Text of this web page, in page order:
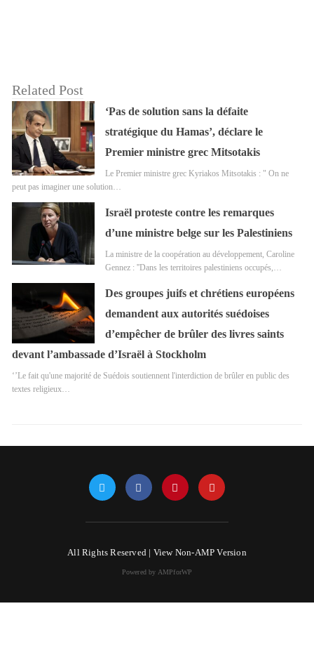
Related Post
‘Pas de solution sans la défaite
stratégique du Hamas’, déclare le
Premier ministre grec Mitsotakis
Le Premier ministre grec Kyriakos Mitsotakis : " On ne
peut pas imaginer une solution…
Israël proteste contre les remarques
d’une ministre belge sur les Palestiniens
La ministre de la coopération au développement, Caroline
Gennez : ''Dans les territoires palestiniens occupés,…
Des groupes juifs et chrétiens européens
demandent aux autorités suédoises
d’empêcher de brûler des livres saints
devant l’ambassade d’Israël à Stockholm
‘’Le fait qu'une majorité de Suédois soutiennent l'interdiction de brûler en public des
textes religieux…
All Rights Reserved | View Non-AMP Version
Powered by AMPforWP